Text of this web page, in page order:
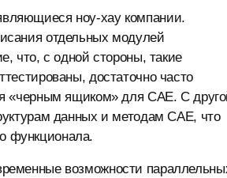
ноу-хау компании.
отдельных модулей
что, с одной стороны, такие
достаточно часто
«черным ящиком» для САЕ. С
данных и методам САЕ, что
функционала.
возможности